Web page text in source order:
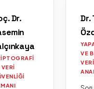
Dr.
VERI
Dr.
VE
VERI